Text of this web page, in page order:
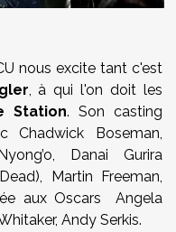
nous excite tant c'est
, à qui l'on doit les
Station. Son casting
Chadwick Boseman,
Danai Gurira
Martin Freeman,
aux Oscars Angela
Andy Serkis.